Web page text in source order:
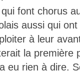
font chorus
aussi qui
à leur
la première
eu rien à dire.